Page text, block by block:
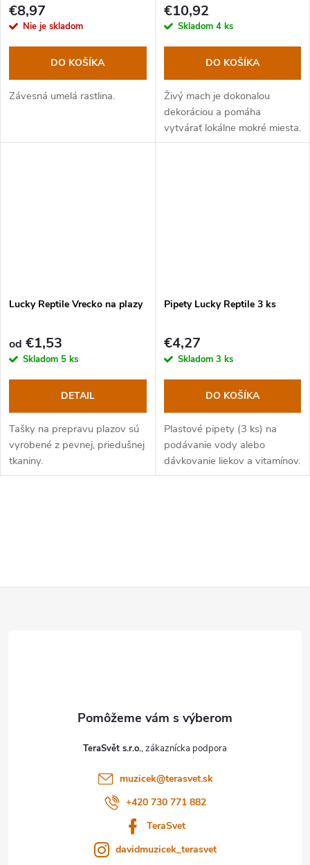
€8,97
Nie je skladom
DO KOŠÍKA
Závesná umelá rastlina.
€10,92
Skladom 4 ks
DO KOŠÍKA
Živý mach je dokonalou
dekoráciou a pomáha
vytvárať lokálne mokré miesta.
Lucky Reptile Vrecko na plazy
od €1,53
Skladom 5 ks
DETAIL
Tašky na prepravu plazov sú
vyrobené z pevnej, priedušnej
tkaniny.
Pipety Lucky Reptile 3 ks
€4,27
Skladom 3 ks
DO KOŠÍKA
Plastové pipety (3 ks) na
podávanie vody alebo
dávkovanie liekov a vitamínov.
TeraSvět s.r.o.
muzicek@terasvet.sk
+420 730 771 882
TeraSvet
davidmuzicek_terasvet